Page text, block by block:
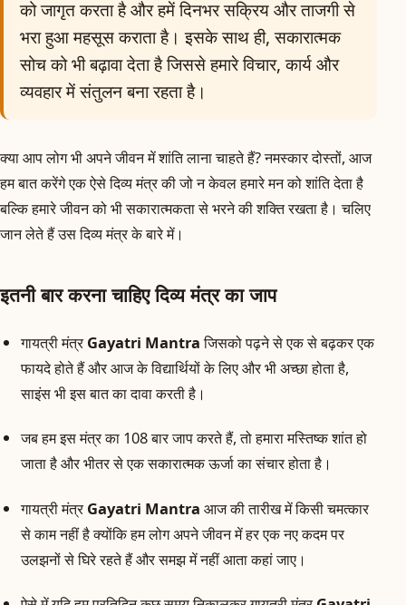
को जागृत करता है और हमें दिनभर सक्रिय और ताजगी से
भरा हुआ महसूस कराता है। इसके साथ ही, सकारात्मक
सोच को भी बढ़ावा देता है जिससे हमारे विचार, कार्य और
व्यवहार में संतुलन बना रहता है।
क्या आप लोग भी अपने जीवन में शांति लाना चाहते हैं? नमस्कार दोस्तों, आज
हम बात करेंगे एक ऐसे दिव्य मंत्र की जो न केवल हमारे मन को शांति देता है
बल्कि हमारे जीवन को भी सकारात्मकता से भरने की शक्ति रखता है। चलिए
जान लेते हैं उस दिव्य मंत्र के बारे में।
इतनी बार करना चाहिए दिव्य मंत्र का जाप
गायत्री मंत्रGayatri Mantraजिसको पढ़ने से एक से बढ़कर एक
फायदे होते हैं और आज के विद्यार्थियों के लिए और भी अच्छा होता है,
साइंस भी इस बात का दावा करती है।
जब हम इस मंत्र का 108 बार जाप करते हैं, तो हमारा मस्तिष्क शांत हो
जाता है और भीतर से एक सकारात्मक ऊर्जा का संचार होता है।
गायत्री मंत्रGayatri Mantraआज की तारीख में किसी चमत्कार
से काम नहीं है क्योंकि हम लोग अपने जीवन में हर एक नए कदम पर
उलझनों से घिरे रहते हैं और समझ में नहीं आता कहां जाए।